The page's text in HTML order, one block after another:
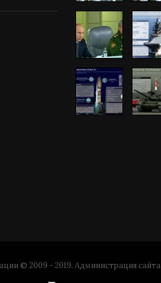
© 2009 - 2019. Администрация сайта